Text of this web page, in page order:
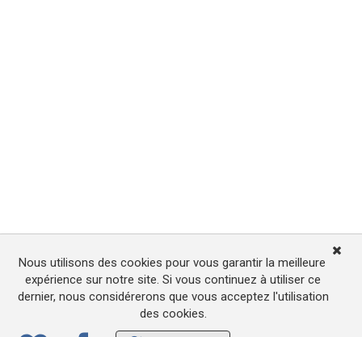
Nous utilisons des cookies pour vous garantir la meilleure
expérience sur notre site. Si vous continuez à utiliser ce
dernier, nous considérerons que vous acceptez l'utilisation
des cookies.